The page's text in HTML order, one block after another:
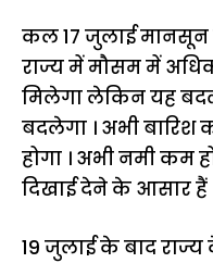
कल 17 जुलाई मानसून
राज्य में मौसम में
मिलेगा लेकिन यह
बदलेगा । अभी
होगा । अभी नमी
दिखाई देने के आसार हैं
19 जुलाई के बाद